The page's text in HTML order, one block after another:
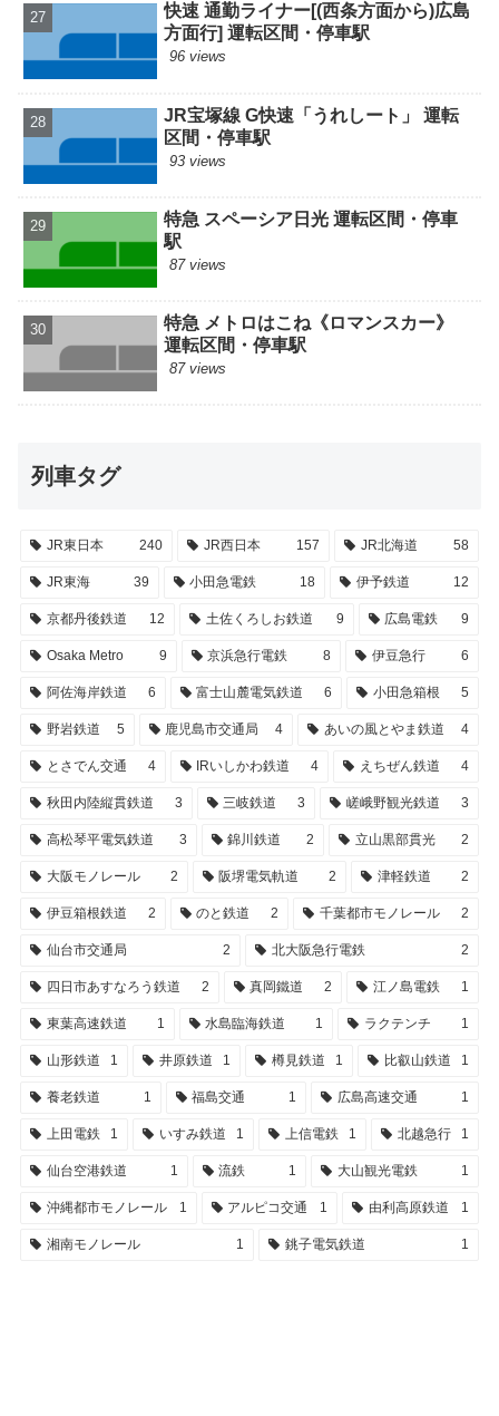
快速 通勤ライナー[(西条方面から)広島
方面行] 運転区間・停車駅
96 views
JR宝塚線 G快速「うれしート」 運転
区間・停車駅
93 views
特急 スペーシア日光 運転区間・停車
駅
87 views
特急 メトロはこね《ロマンスカー》
運転区間・停車駅
87 views
列車タグ
JR東日本 240 JR西日本 157 JR北海道 58
JR東海 39 小田急電鉄 18 伊予鉄道 12
京都丹後鉄道 12 土佐くろしお鉄道 9 広島電鉄 9
Osaka Metro 9 京浜急行電鉄 8 伊豆急行 6
阿佐海岸鉄道 6 富士山麓電気鉄道 6 小田急箱根 5
野岩鉄道 5 鹿児島市交通局 4 あいの風とやま鉄道 4
とさでん交通 4 IRいしかわ鉄道 4 えちぜん鉄道 4
秋田内陸縦貫鉄道 3 三岐鉄道 3 嵯峨野観光鉄道 3
高松琴平電気鉄道 3 錦川鉄道 2 立山黒部貫光 2
大阪モノレール 2 阪堺電気軌道 2 津軽鉄道 2
伊豆箱根鉄道 2 のと鉄道 2 千葉都市モノレール 2
仙台市交通局 2 北大阪急行電鉄 2
四日市あすなろう鉄道 2 真岡鐵道 2 江ノ島電鉄 1
東葉高速鉄道 1 水島臨海鉄道 1 ラクテンチ 1
山形鉄道 1 井原鉄道 1 樽見鉄道 1 比叡山鉄道 1
養老鉄道 1 福島交通 1 広島高速交通 1
上田電鉄 1 いすみ鉄道 1 上信電鉄 1 北越急行 1
仙台空港鉄道 1 流鉄 1 大山観光電鉄 1
沖縄都市モノレール 1 アルピコ交通 1 由利高原鉄道 1
湘南モノレール 1 銚子電気鉄道 1